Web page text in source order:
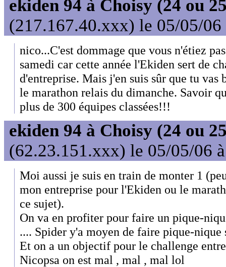
ekiden 94 à Choisy (24 ou
(217.167.40.xxx) le 05/05/06
nico...C'est dommage que vous n'étiez
samedi car cette année l'Ekiden sert de
d'entreprise. Mais j'en suis sûr que tu vas
le marathon relais du dimanche. Savoir
plus de 300 équipes classées!!!
ekiden 94 à Choisy (24 ou
(62.23.151.xxx) le 05/05/06
Moi aussi je suis en train de monter 1
mon entreprise pour l'Ekiden ou le
ce sujet).
On va en profiter pour faire un pique-
.... Spider y'a moyen de faire pique-nique
Et on a un objectif pour le challenge
Nicopsa on est mal , mal , mal lol